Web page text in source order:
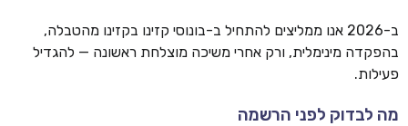
ב-2026 אנו ממליצים להתחיל ב-בונוסי קזינו בקזינו מהטבלה,
בהפקדה מינימלית, ורק אחרי משיכה מוצלחת ראשונה — להגדיל
פעילות.
מה לבדוק לפני הרשמה